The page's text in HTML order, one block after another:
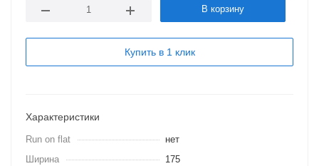
В корзину
Купить в 1 клик
Характеристики
Run on flat
нет
Ширина
175